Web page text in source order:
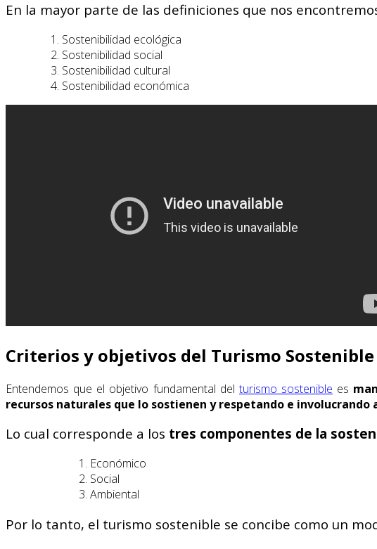
En la mayor parte de las definiciones que nos
Sostenibilidad ecológica
Sostenibilidad social
Sostenibilidad cultural
Sostenibilidad económica
Criterios y objetivos del Turismo Sostenible
Entendemos que el objetivo fundamental delturismo sostenible es
recursos naturales que lo sostienen y respetando e involucrando
Lo cual corresponde a los tres componentes de la
Económico
Social
Ambiental
Por lo tanto, el turismo sostenible se concibe como un